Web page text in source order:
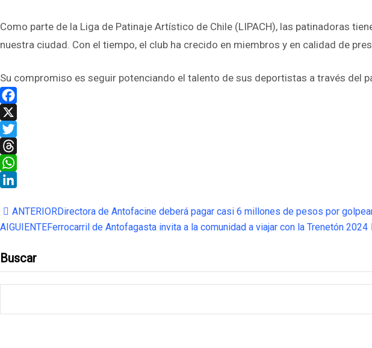
Como parte de la Liga de Patinaje Artístico de Chile (LIPACH), las patinadoras
nuestra ciudad. Con el tiempo, el club ha crecido en miembros y en calidad de
Su compromiso es seguir potenciando el talento de sus deportistas a través del
Facebook
X
Twitter
Threads
WhatsApp
ANTERIORDirectora de Antofacine deberá pagar casi 6 millones de pesos por
AIGUIENTEFerrocarril de Antofagasta invita a la comunidad a viajar con la Trenetón 2024
Buscar